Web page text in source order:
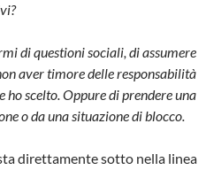
di questioni sociali, di assumere
aver timore delle responsabilità
ho scelto. Oppure di prendere una
o da una situazione di blocco.
direttamente sotto nella linea